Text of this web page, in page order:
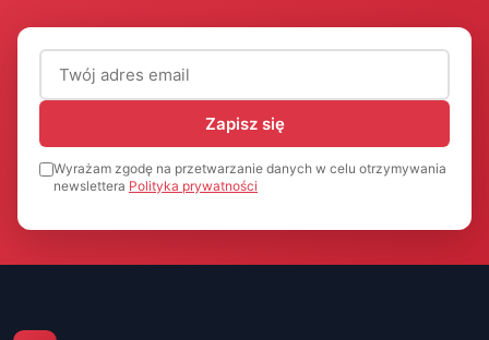
Adres email (wymagany)
Zapisz się
Wyrażam zgodę na przetwarzanie danych w celu otrzymywania
newslettera Polityka prywatności